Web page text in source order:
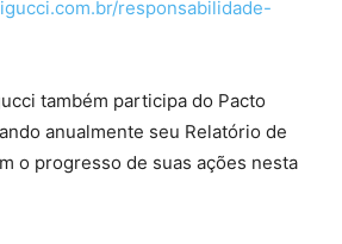
responsabilidade-
também participa do Pacto
anualmente seu Relatório de
o progresso de suas ações nesta